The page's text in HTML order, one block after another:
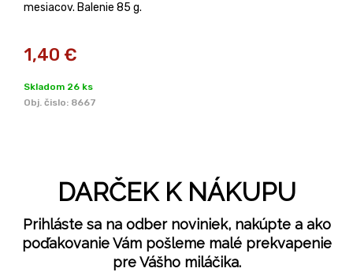
mesiacov. Balenie 85 g.
1,40 €
Skladom 26 ks
Obj. čislo: 8667
DARČEK K NÁKUPU
Prihláste sa na odber noviniek, nakúpte a ako
poďakovanie Vám pošleme malé prekvapenie
pre Vášho miláčika.